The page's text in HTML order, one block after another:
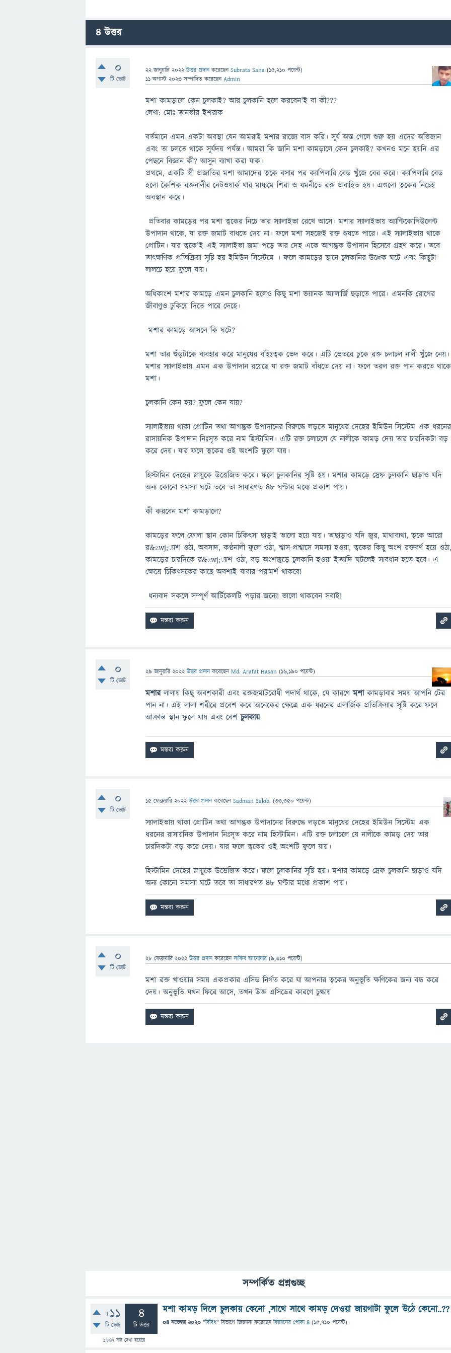
4উত্তর
0
টি ভোট
22 জানুয়ারি 2022 উত্তর প্রদান করেছেনSubrata Saha (15,210 পয়েন্ট)
11 অগাস্ট 2023 সম্পাদিত করেছেনAdmin
মশা কামড়ালে কেন চুলকাই? আর চুলকানি হলে করবেন'ই বা কী???
লেখা: মোঃ তানভীর ইশরাক
বর্তমানে এমন একটা অবস্থা যেন আমরাই মশার রাজ্যে বাস করি। সূর্য অস্ত গেলে শুরু হয় এদের অভিজান
এবং তা চলতে থাকে সূর্যদয় পর্যন্ত। আমরা কি জানি মশা কামড়ালে কেন চুলকাই? কখনও মনে হয়নি এর
পেছনে বিজ্ঞান কী? আসুন ব্যাখা করা যাক।
প্রথমে, একটি স্ত্রী প্রজাতির মশা আমাদের ত্বকে বসার পর ক্যাপিলারি বেড খুঁজে বের করে। ক্যাপিলারি বেড
হলো কৈশিক রক্তনালীর নেটওয়ার্ক যার মাধ্যমে শিরা ও ধমনীতে রক্ত প্রবাহিত হয়। এগুলো ত্বকের নিচেই
অবস্থান করে।
প্রতিবার কামড়ের পর মশা ত্বকের নিচে তার স্যালাইভা রেখে আসে। মশার স্যালাইভায় অ্যান্টিকোগিউলেন্ট
উপাদান থাকে, যা রক্ত জমাট বাধতে দেয় না। ফলে মশা সহজেই রক্ত শুষতে পারে। এই স্যালাইভায় থাকে
প্রোটিন। যার ত্বকে'ই এই স্যালাইভা জমা পড়ে তার দেহ একে আগন্তুক উপাদান হিসেবে গ্রহণ করে। তবে
তাৎক্ষণিক প্রতিক্রিয়া সৃষ্টি হয় ইমিউন সিস্টেমে । ফলে কামড়ের স্থানে চুলকানির উদ্রেক ঘটে এবং কিছুটা
লালচে হয়ে ফুলে যায়।
অধিকাংশ মশার কামড়ে এমন চুলকানি হলেও কিছু মশা ভয়ানক অ্যালার্জি ছড়াতে পারে। এমনকি রোগের
জীবাণুও ঢুকিয়ে দিতে পারে দেহে।
মশার কামড়ে আসলে কি ঘটে?
মশা তার শুঁড়টাকে ব্যবহার করে মানুষের বহিঃত্বক ভেদ করে। এটি ভেতরে ঢুকে রক্ত চলাচল নালী খুঁজে নেয়।
মশার স্যালাইভায় এমন এক উপাদান রয়েছে যা রক্ত জমাট বাঁধতে দেয় না। ফলে তরল রক্ত পান করতে থাকে
মশা।
চুলকানি কেন হয়? ফুলে কেন যায়?
স্যালাইভায় থাকা প্রোটিন তথা আগন্তুক উপাদানের বিরুদ্ধে লড়তে মানুষের দেহের ইমিউন সিস্টেম এক ধরনের
রাসায়নিক উপাদান নিঃসৃত করে নাম হিস্টামিন। এটি রক্ত চলাচলে যে নালীকে কামড় দেয় তার চারদিকটা বড়
করে দেয়। যার ফলে ত্বকের ওই অংশটি ফুলে যায়।
হিস্টামিন দেহের স্নায়ুকে উত্তেজিত করে। ফলে চুলকানির সৃষ্টি হয়। মশার কামড়ে স্রেফ চুলকানি ছাড়াও যদি
অন্য কোনো সমস্যা ঘটে তবে তা সাধারণত ৪৮ ঘণ্টার মধ্যে প্রকাশ পায়।
কী করবেন মশা কামড়ালে?
কামড়ের ফলে ফোলা স্থান কোন চিকিৎসা ছাড়াই ভালো হয়ে যায়। তাছাড়াও যদি জ্বর, মাথাব্যথা, ত্বকে আরো
র&zwj;্যাশ ওঠা, অবসাদ, কণ্ঠনালী ফুলে ওঠা, শ্বাস-প্রশ্বাসে সমস্যা হওয়া, ত্বকের কিছু অংশ রক্তবর্ণ হয়ে
কামড়ের চারদিকে র&zwj;্যাশ ওঠা, বড় অংশজুড়ে চুলকানি হওয়া ইত্যাদি ঘটলেই সাবধান হতে হবে। এ
ক্ষেত্রে চিকিৎসকের কাছে অবশ্যই যাবার পরামর্শ থাকবে!
ধন্যবাদ সকলে সম্পূর্ণ আর্টিকেলটি পড়ার জন্যে! ভালো থাকবেন সবাই!
0
টি ভোট
29 জানুয়ারি 2022 উত্তর প্রদান করেছেনMd. Arafat Hasan (16,190 পয়েন্ট)
মশারলালায় কিছু অবশকারী এবং রক্তজমাটরোধী পদার্থ থাকে, যে কারণেমশাকামড়াবার সময় আপনি টের
পান না। এই লালা শরীরে প্রবেশ করে অনেকের ক্ষেত্রে এক ধরনের এলার্জিক প্রতিক্রিয়ার সৃষ্টি করে ফলে
আক্রান্ত স্থান ফুলে যায় এবং বেশচুলকায়
0
টি ভোট
15 ফেব্রুয়ারি 2022 উত্তর প্রদান করেছেনSadman Sakib. (33,350 পয়েন্ট)
স্যালাইভায় থাকা প্রোটিন তথা আগন্তুক উপাদানের বিরুদ্ধে লড়তে মানুষের দেহের ইমিউন সিস্টেম এক
ধরনের রাসায়নিক উপাদান নিঃসৃত করে নাম হিস্টামিন। এটি রক্ত চলাচলে যে নালীকে কামড় দেয় তার
চারদিকটা বড় করে দেয়। যার ফলে ত্বকের ওই অংশটি ফুলে যায়।
হিস্টামিন দেহের স্নায়ুকে উত্তেজিত করে। ফলে চুলকানির সৃষ্টি হয়। মশার কামড়ে স্রেফ চুলকানি ছাড়াও যদি
অন্য কোনো সমস্যা ঘটে তবে তা সাধারণত ৪৮ ঘণ্টার মধ্যে প্রকাশ পায়।
0
টি ভোট
28 ফেব্রুয়ারি 2022 উত্তর প্রদান করেছেনসাকিব আনোয়ার (9,610 পয়েন্ট)
মশা রক্ত খাওয়ার সময় একপ্রকার এসিড নির্গত করে যা আপনার ত্বকের অনুভূতি ক্ষণিকের জন্য বন্ধ করে
দেয়। অনুভূতি যখন ফিরে আসে, তখন উক্ত এসিডের কারণে চুল্কায়
সম্পর্কিত প্রশ্নগুচ্ছ
+11
টি ভোট
4
টি উত্তর
1,847 বার দেখা হয়েছে
মশা কামড় দিলে চুলকায় কেনো ,সাথে সাথে কামড় দেওয়া জায়গাটা ফুলে উঠে কেনো..??
04 নভেম্বর 2020 "বিবিধ" বিভাগে জিজ্ঞাসাকরেছেনবিজ্ঞানের পোকা ৪ (15,710 পয়েন্ট)